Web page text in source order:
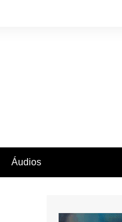
Áudios